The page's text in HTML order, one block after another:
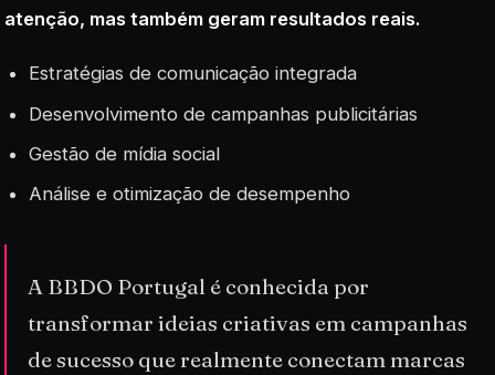
atenção, mas também geram resultados reais.
Estratégias de comunicação integrada
Desenvolvimento de campanhas publicitárias
Gestão de mídia social
Análise e otimização de desempenho
A BBDO Portugal é conhecida por
transformar ideias criativas em campanhas
de sucesso que realmente conectam marcas